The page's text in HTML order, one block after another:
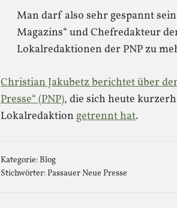
Man darf also sehr gespannt
Magazins“ und Chefredakteur
Lokalredaktionen der PNP zu
Christian Jakubetz berichtet über
Presse“ (PNP), die sich heute
Lokalredaktion getrennt hat.
Kategorie:Blog
Stichwörter: Passauer Neue Presse